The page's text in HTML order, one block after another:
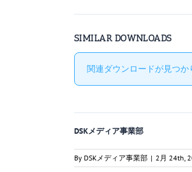
SIMILAR DOWNLOADS
関連ダウンロードが見つか
DSKメディア事業部
By DSKメディア事業部 | 2月 24th,